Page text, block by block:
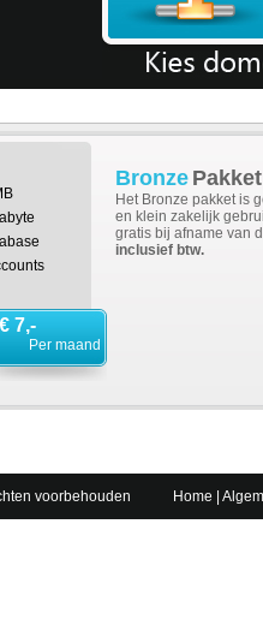
€ 7,-
Per maand
Bronze Pakket
Het Bronze pakket is
en klein zakelijk
gratis bij afname van
inclusief btw.
voorbehouden Home